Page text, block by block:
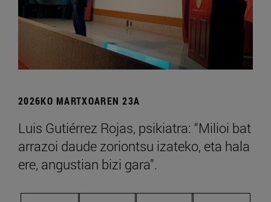
2026KO MARTXOAREN 23A
Luis Gutiérrez Rojas, psikiatra: “Milioi bat
arrazoi daude zoriontsu izateko, eta hala
ere, angustian bizi gara”.